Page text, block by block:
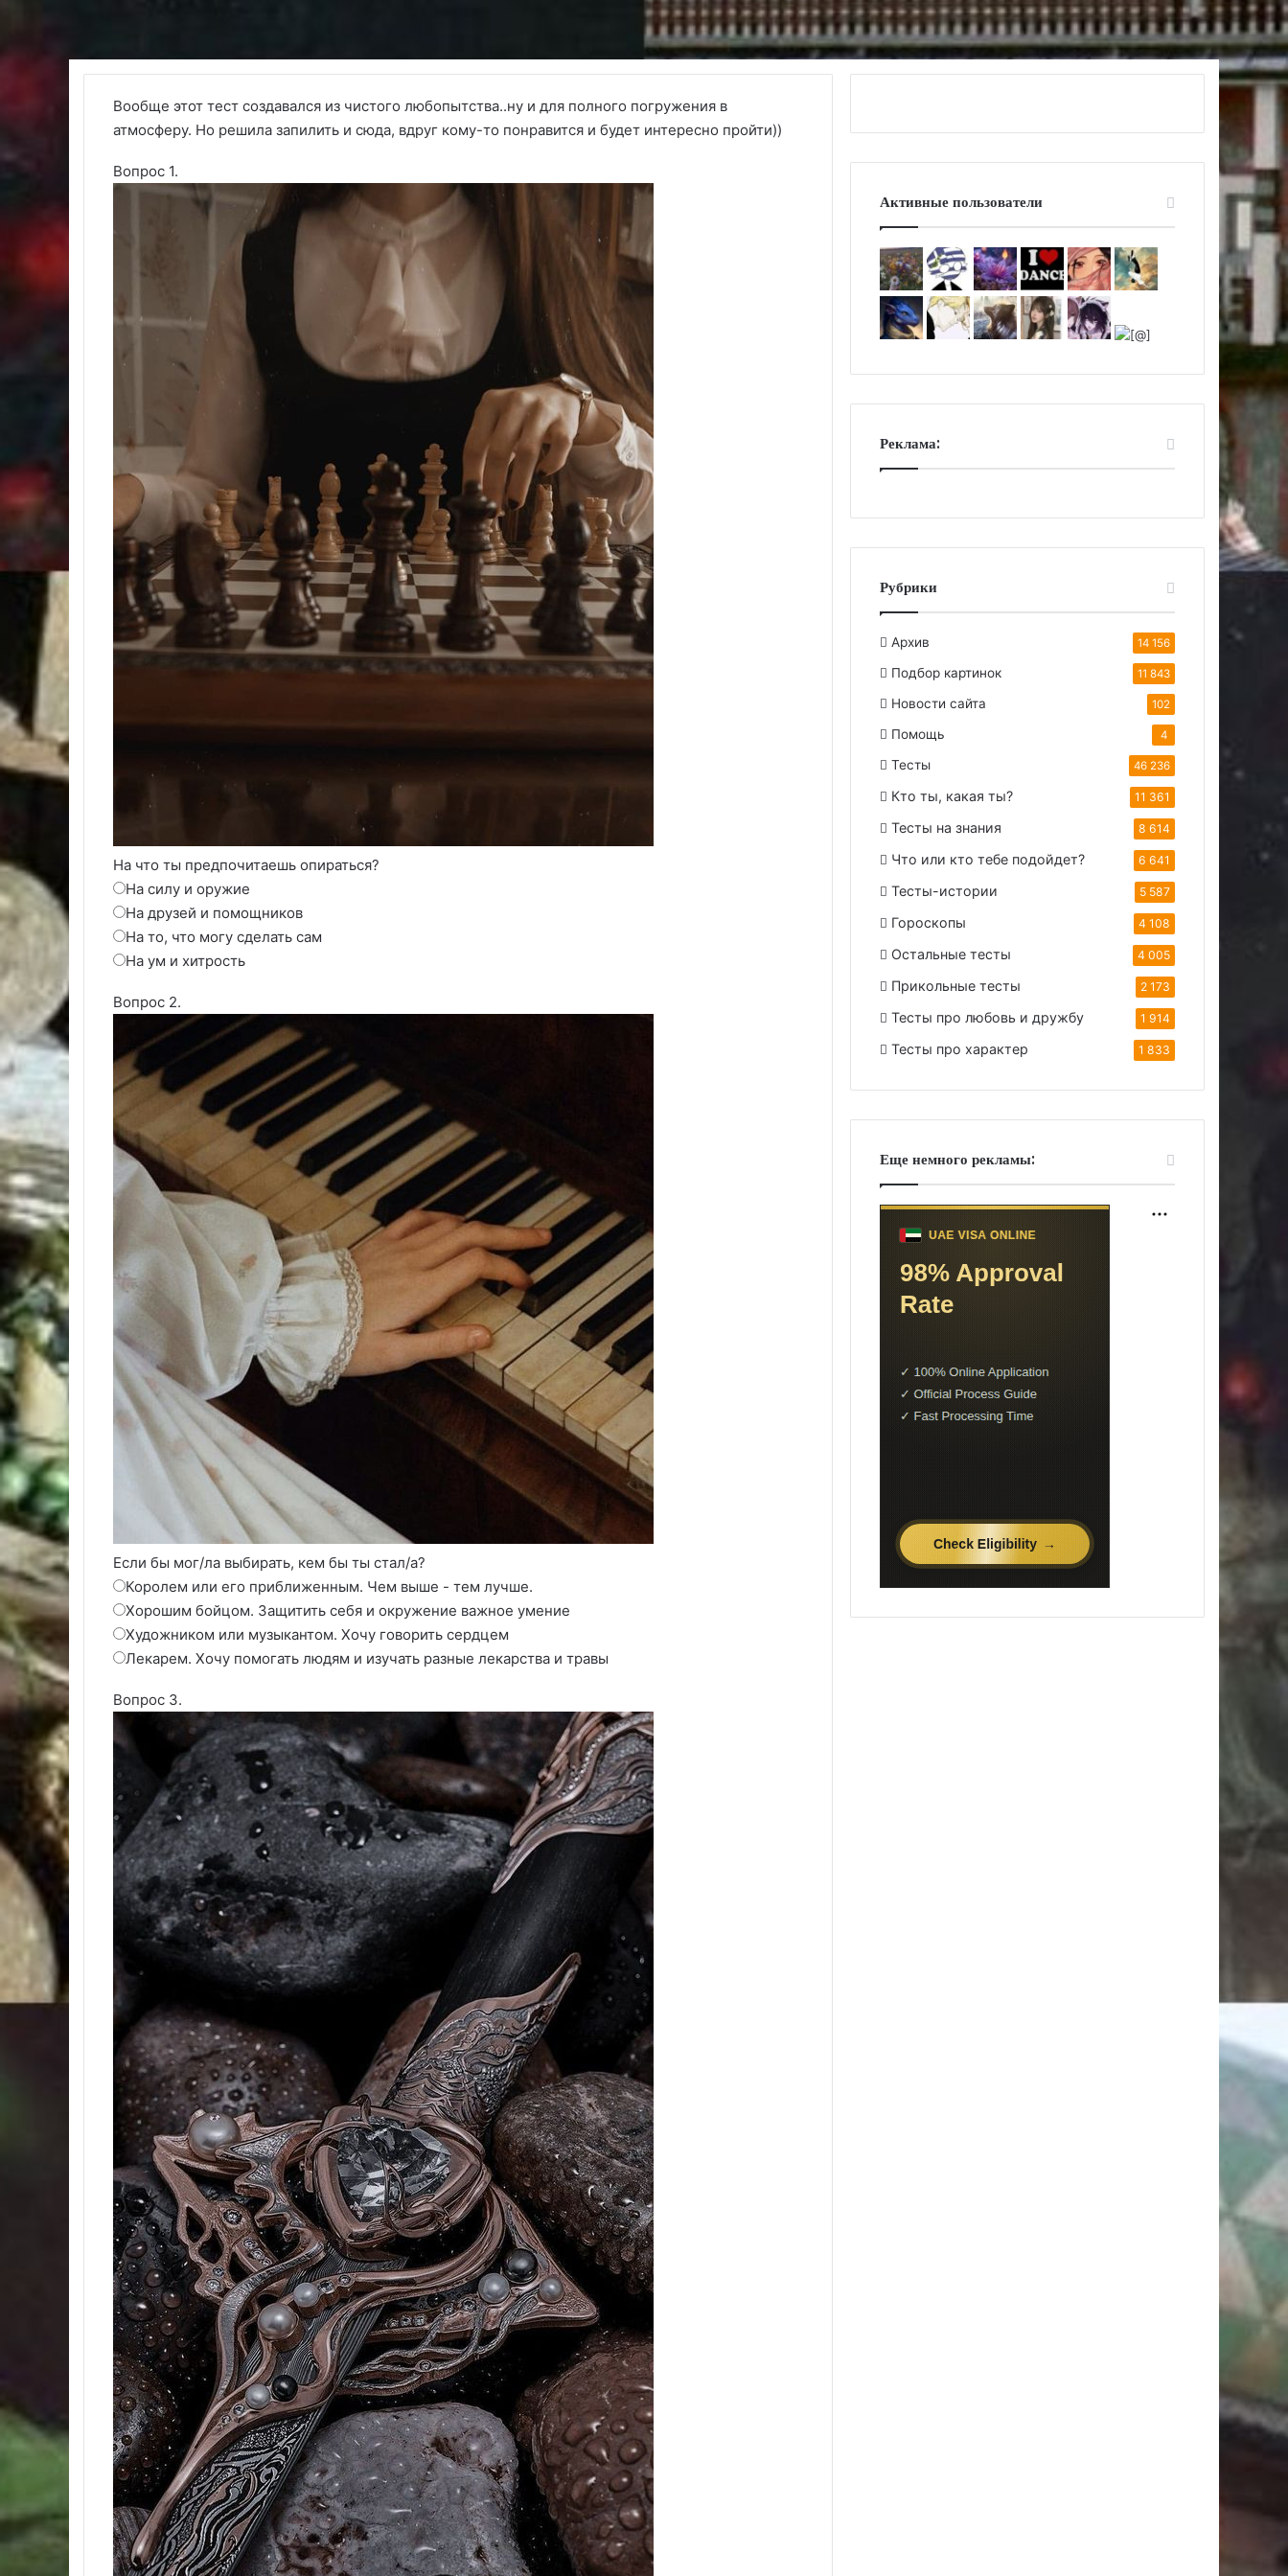
Вообще этот тест создавался из чистого любопытства..ну и для полного погружения в
атмосферу. Но решила запилить и сюда, вдруг кому-то понравится и будет интересно пройти))
Вопрос 1.
На что ты предпочитаешь опираться?
На силу и оружие
На друзей и помощников
На то, что могу сделать сам
На ум и хитрость
Вопрос 2.
Если бы мог/ла выбирать, кем бы ты стал/а?
Королем или его приближенным. Чем выше - тем лучше.
Хорошим бойцом. Защитить себя и окружение важное умение
Художником или музыкантом. Хочу говорить сердцем
Лекарем. Хочу помогать людям и изучать разные лекарства и травы
Вопрос 3.
Активные пользователи
Реклама:
Рубрики
Архив 14 156
Подбор картинок 11 843
Новости сайта 102
Помощь 4
Тесты 46 236
Кто ты, какая ты? 11 361
Тесты на знания 8 614
Что или кто тебе подойдет? 6 641
Тесты-истории 5 587
Гороскопы 4 108
Остальные тесты 4 005
Прикольные тесты 2 173
Тесты про любовь и дружбу 1 914
Тесты про характер 1 833
Еще немного рекламы: